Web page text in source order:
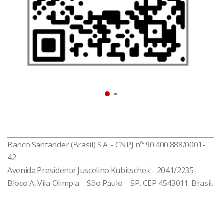
que você entenda melhor sua vida financeira e tome
as melhores decisões relacionadas a crédito,
situação do seu CPF, gastos, recebimentos, limites e
rendas.
Baixe agora e resolva o que você precisa!
Banco Santander (Brasil) S.A. - CNPJ nº: 90.400.888/0001-
42
Avenida Presidente Juscelino Kubitschek - 2041/2235-
Bloco A, Vila Olimpia – São Paulo – SP. CEP 4543011. Brasil.